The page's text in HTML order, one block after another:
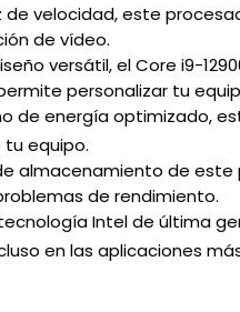
de velocidad, este
de vídeo.
versátil, el Core i9-
personalizar tu
de energía optimizado,
equipo.
almacenamiento de
de rendimiento.
Intel de última
en las aplicaciones